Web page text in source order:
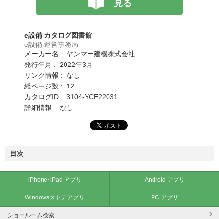
見る
e設備 カタログ図書館
e設備 運営事務局
メーカー名 : ヤンマー建機株式会社
発行年月 : 2022年3月
リンク情報 : なし
総ページ数 : 12
カタログID : 3104-YCE22031
詳細情報 : なし
目次
iPhone･iPad アプリ Android アプリ
Windowsストアアプリ PC アプリ
ショールーム検索